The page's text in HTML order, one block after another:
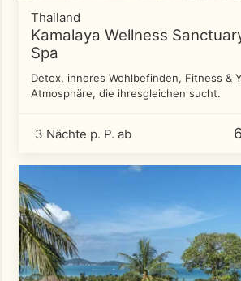
Thailand
Kamalaya Wellness
Spa
Detox, inneres Wohlbefinden, Fitness &
Atmosphäre, die ihresgleichen sucht.
3 Nächte p. P. ab